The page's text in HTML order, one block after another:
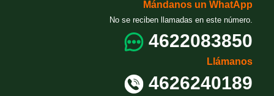
Mándanos un WhatApp
No se reciben llamadas en este número.
4622083850
Llámanos
4626240189